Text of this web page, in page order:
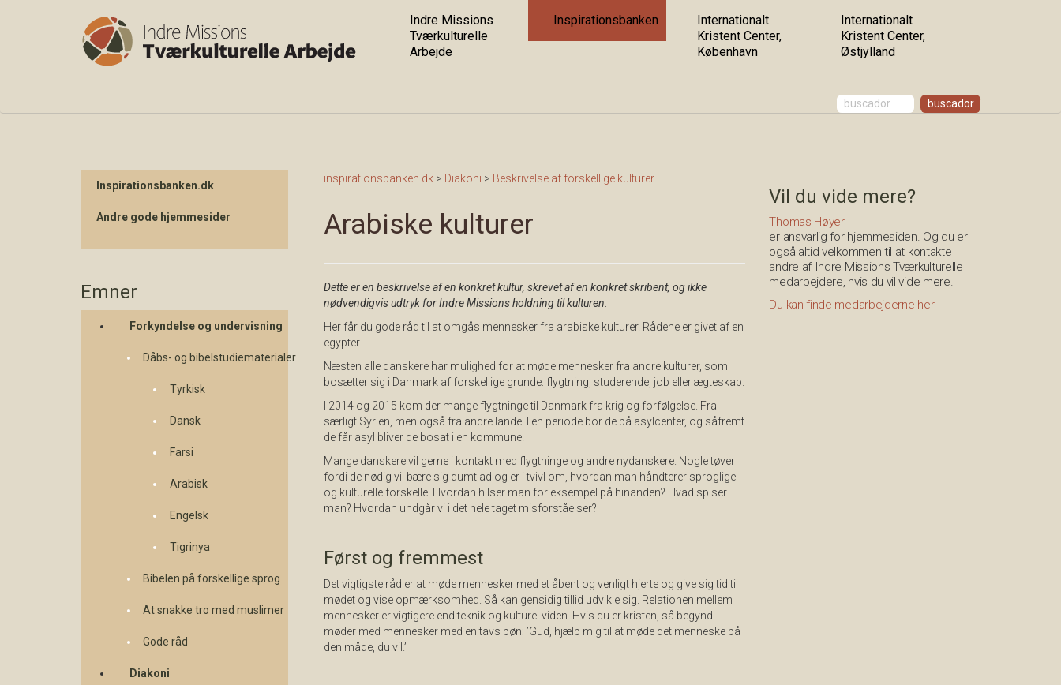
Indre Missions
Tværkulturelle
Arbejde
Inspirationsbanken
Internationalt
Kristent Center,
København
Internationalt
Kristent Center,
Østjylland
Inspirationsbanken.dk
Andre gode hjemmesider
Emner
Forkyndelse og undervisning
Dåbs- og bibelstudiematerialer
Tyrkisk
Dansk
Farsi
Arabisk
Engelsk
Tigrinya
Bibelen på forskellige sprog
At snakke tro med muslimer
Gode råd
Diakoni
inspirationsbanken.dk> Diakoni > Beskrivelse af forskellige kulturer
Arabiske kulturer
Dette er en beskrivelse af en konkret kultur, skrevet af en konkret skribent, og ikke
nødvendigvis udtryk for Indre Missions holdning til kulturen.
Her får du gode råd til at omgås mennesker fra arabiske kulturer. Rådene er givet af en
egypter.
Næsten alle danskere har mulighed for at møde mennesker fra andre kulturer, som
bosætter sig i Danmark af forskellige grunde: flygtning, studerende, job eller ægteskab.
I 2014 og 2015 kom der mange flygtninge til Danmark fra krig og forfølgelse. Fra
særligt Syrien, men også fra andre lande. I en periode bor de på asylcenter, og såfremt
de får asyl bliver de bosat i en kommune.
Mange danskere vil gerne i kontakt med flygtninge og andre nydanskere. Nogle tøver
fordi de nødig vil bære sig dumt ad og er i tvivl om, hvordan man håndterer sproglige
og kulturelle forskelle. Hvordan hilser man for eksempel på hinanden? Hvad spiser
man? Hvordan undgår vi i det hele taget misforståelser?
Først og fremmest
Det vigtigste råd er at møde mennesker med et åbent og venligt hjerte og give sig tid til
mødet og vise opmærksomhed. Så kan gensidig tillid udvikle sig. Relationen mellem
mennesker er vigtigere end teknik og kulturel viden. Hvis du er kristen, så begynd
møder med mennesker med en tavs bøn: ’Gud, hjælp mig til at møde det menneske på
den måde, du vil.’
Vil du vide mere?
Thomas Høyer
er ansvarlig for hjemmesiden. Og du er
også altid velkommen til at kontakte
andre af Indre Missions Tværkulturelle
medarbejdere, hvis du vil vide mere.
Du kan finde medarbejderne her